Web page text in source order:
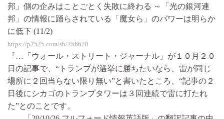
邦」側の企みはことごとく失敗に終わる ～「光の銀河連
邦」の情報に踊らされている「魔女ら」のパワーは明らか
に低下 (11/2)
https://p2525.com/sb/256628
『…「ウォール・ストリート・ジャーナル」が１０月２０
日の記事で、“トランプが選挙に勝ちたいなら、雷が同じ
場所に２回当らない限り無い”と書いたところ、“記事の２
日後にシカゴのトランプタワーは３回連続で雷に打たれ
た”とのことです。